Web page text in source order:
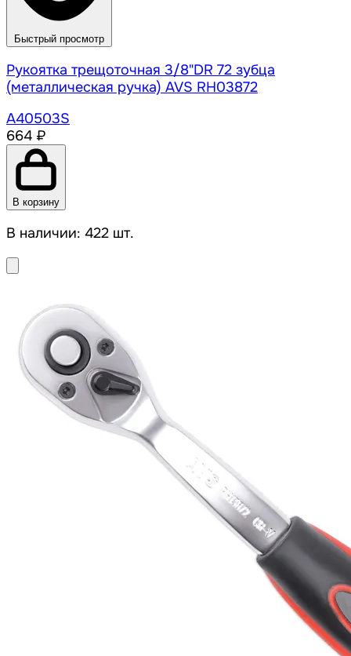
Быстрый просмотр
Рукоятка трещоточная 3/8"DR 72 зубца
(металлическая ручка) AVS RH03872
A40503S
664 ₽
В корзину
В наличии: 422 шт.